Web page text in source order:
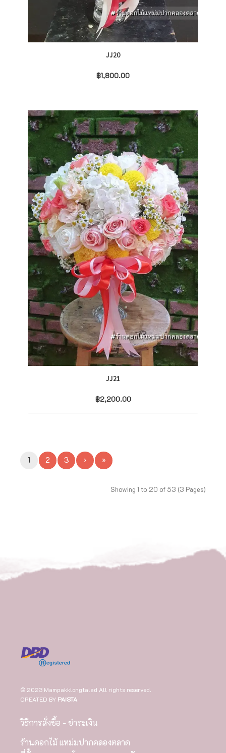
JJ20
฿1,800.00
JJ21
฿2,200.00
1 2 3 › »
Showing 1 to 20 of 53 (3 Pages)
© 2023 Mampakklongtalad All rights reserved.
CREATED BY PAISTA.
วิธีการสั่งซื้อ - ชำระเงิน
ร้านดอกไม้ แหม่มปากคลองตลาด